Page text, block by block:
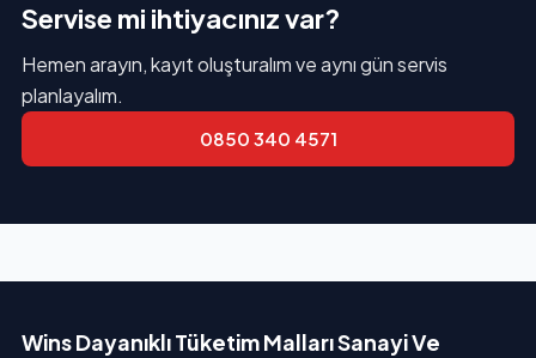
Servise mi ihtiyacınız var?
Hemen arayın, kayıt oluşturalım ve aynı gün servis
planlayalım.
0850 340 4571
Wins Dayanıklı Tüketim Malları Sanayi Ve